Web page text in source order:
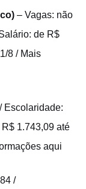
– Vagas: não
de R$
8 / Mais
Escolaridade:
1.743,09 até
aqui
/